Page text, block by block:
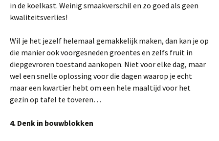
in de koelkast. Weinig smaakverschil en zo goed als geen
kwaliteitsverlies!
Wil je het jezelf helemaal gemakkelijk maken, dan kan je op
die manier ook voorgesneden groentes en zelfs fruit in
diepgevroren toestand aankopen. Niet voor elke dag, maar
wel een snelle oplossing voor die dagen waarop je echt
maar een kwartier hebt om een hele maaltijd voor het
gezin op tafel te toveren…
4. Denk in bouwblokken